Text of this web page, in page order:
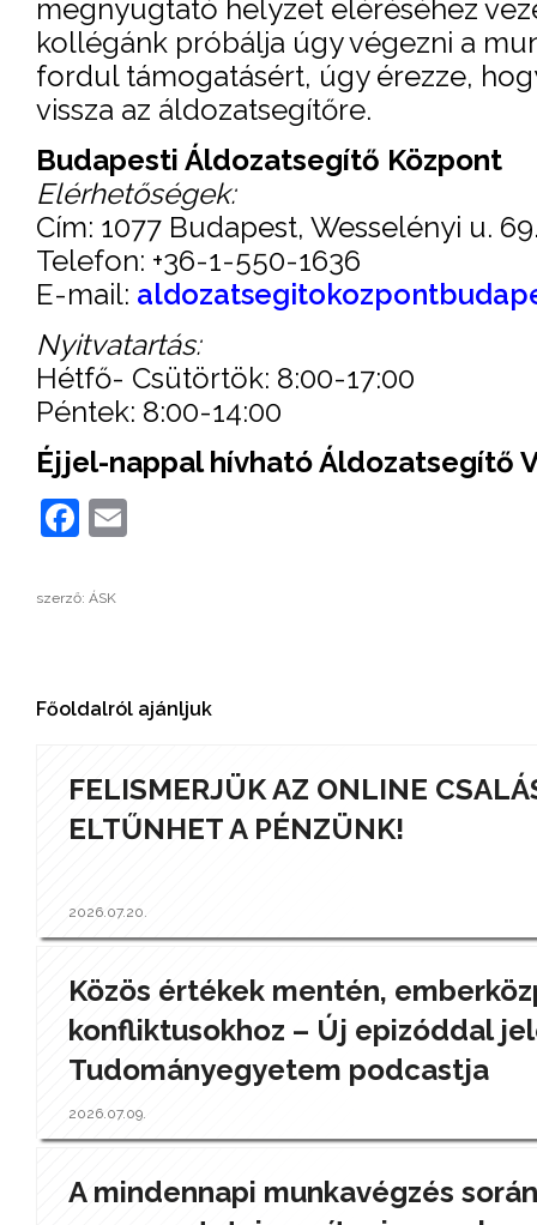
megnyugtató helyzet eléréséhez
kollégánk próbálja úgy végezni a
fordul támogatásért, úgy érezze,
vissza az áldozatsegítőre.
Budapesti Áldozatsegítő Központ
Elérhetőségek:
Cím: 1077 Budapest, Wesselényi u.
Telefon: +36-1-550-1636
E-mail:
Nyitvatartás:
Hétfő- Csütörtök: 8:00-17:00
Péntek: 8:00-14:00
Éjjel-nappal hívható Áldozatsegítő
Facebook
szerző: ÁSK
Főoldalról ajánljuk
FELISMERJÜK AZ ONLINE
ELTŰNHET A PÉNZÜNK!
2026.07.20.
Közös értékek mentén,
konfliktusokhoz – Új epizóddal
Tudományegyetem podcastja
2026.07.09.
A mindennapi munkavégzés